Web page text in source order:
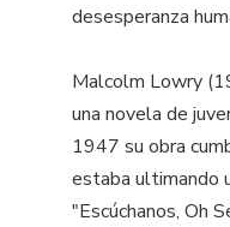
desesperanza
Malcolm Lowry
una novela de
1947 su obra
estaba ultimando
"Escúchanos, Oh